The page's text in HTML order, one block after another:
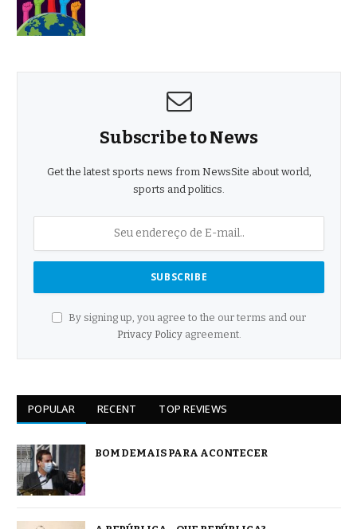
Subscribe to News
Get the latest sports news from NewsSite about world,
sports and politics.
By signing up, you agree to the our terms and our
Privacy Policyagreement.
POPULAR RECENT TOP REVIEWS
BOM DEMAIS PARA ACONTECER